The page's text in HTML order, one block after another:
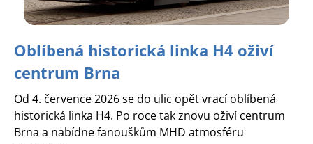
Oblíbená historická linka H4 oživí
centrum Brna
Od 4. července 2026 se do ulic opět vrací oblíbená
historická linka H4. Po roce tak znovu oživí centrum
Brna a nabídne fanouškům MHD atmosféru